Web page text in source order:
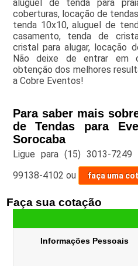
aluguel de tenda para
coberturas, locação de
tenda 10x10, aluguel de
casamento, tenda de
cristal para alugar, locação
Não deixe de entrar em
obtenção dos melhores
a Cobre Eventos!
Para saber mais
de Tendas para
Sorocaba
Ligue para(15) 3013-7249
99138-4102 ou faça uma
Faça sua cotação
Informações Pessoais